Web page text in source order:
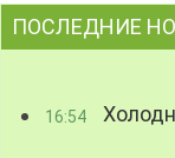
ПОСЛЕДНИЕ
16:54